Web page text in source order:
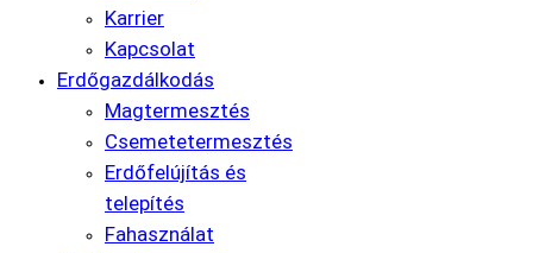
Karrier
Kapcsolat
Erdőgazdálkodás
Magtermesztés
Csemetetermesztés
Erdőfelújítás és
telepítés
Fahasználat